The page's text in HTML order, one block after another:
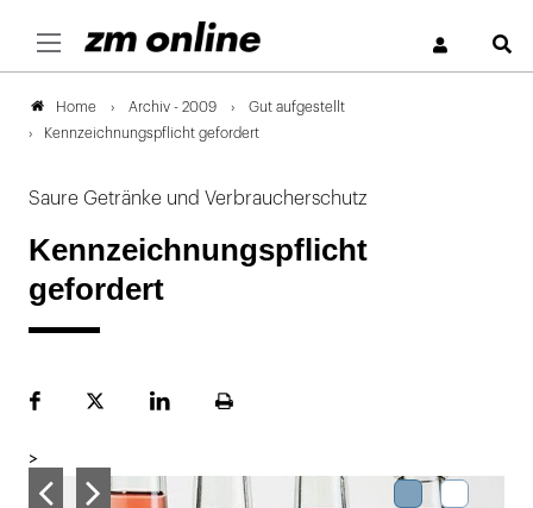
Home Archiv - 2009
Gut aufgestellt
Kennzeichnungspflicht gefordert
Saure Getränke und Verbraucherschutz
Kennzeichnungspflicht
gefordert
FacebookPlattformLinekdInSeite
>